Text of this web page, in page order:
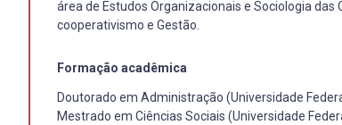
área de Estudos Organizacionais e Sociologia
cooperativismo e Gestão.
Formação acadêmica
Doutorado em Administração (Universidade
Mestrado em Ciências Sociais (Universidade